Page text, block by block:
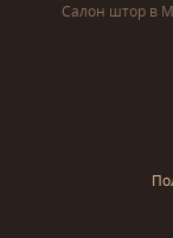
Салон штор в